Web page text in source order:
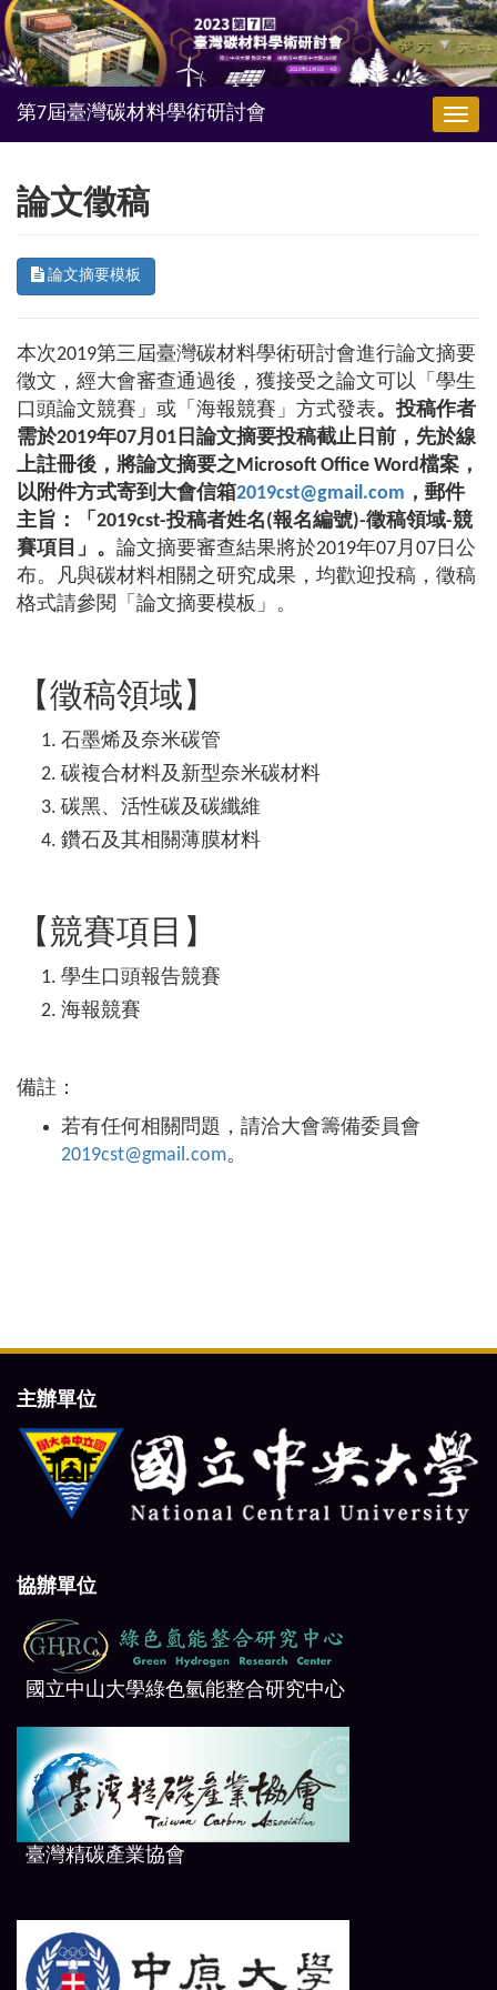
論文徵稿
論文摘要模板
本次2019第三屆臺灣碳材料學術研討會進行論文摘要
徵文，經大會審查通過後，獲接受之論文可以「學生
口頭論文競賽」或「海報競賽」方式發表。投稿作者
需於2019年07月01 日論文摘要投稿截止日前，先於線
上註冊後，將論文摘要之Microsoft Office Word檔案，
以附件方式寄到大會信箱2019cst@gmail.com ，郵件
主旨：「 2019cst-投稿者姓名(報名編號)-徵稿領域-競
賽項目」。 論文摘要審查結果將於2019年07月 07 日公
布。凡與碳材料相關之研究成果，均歡迎投稿，徵稿
格式請參閱「論文摘要模板」。
【徵稿領域】
石墨烯及奈米碳管
碳複合材料及新型奈米碳材料
碳黑、活性碳及碳纖維
鑽石及其相關薄膜材料
【競賽項目】
學生口頭報告競賽
海報競賽
備註：
若有任何相關問題，請洽大會籌備委員會
2019cst@gmail.com。
主辦單位
協辦單位
國立中山大學綠色氫能整合研究中心
臺灣精碳產業協會